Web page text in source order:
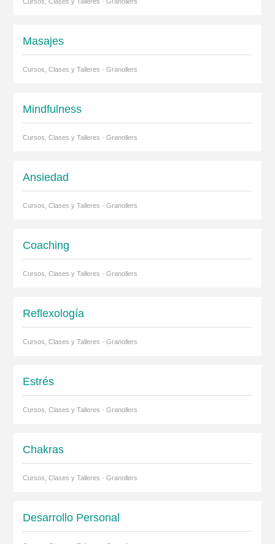
Masajes
Cursos, Clases y Talleres · Granollers
Mindfulness
Cursos, Clases y Talleres · Granollers
Ansiedad
Cursos, Clases y Talleres · Granollers
Coaching
Cursos, Clases y Talleres · Granollers
Reflexología
Cursos, Clases y Talleres · Granollers
Estrés
Cursos, Clases y Talleres · Granollers
Chakras
Cursos, Clases y Talleres · Granollers
Desarrollo Personal